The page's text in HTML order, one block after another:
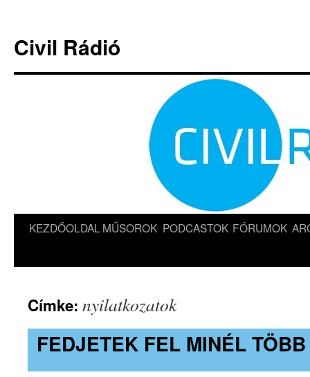
tartalomba
Civil Rádió
KEZDŐOLDAL MŰSOROK PODCASTOK FÓRUMOK
Címke: nyilatkozatok
FEDJETEK FEL MINÉL